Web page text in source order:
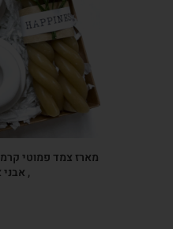
מארז צמד פמוטי
,